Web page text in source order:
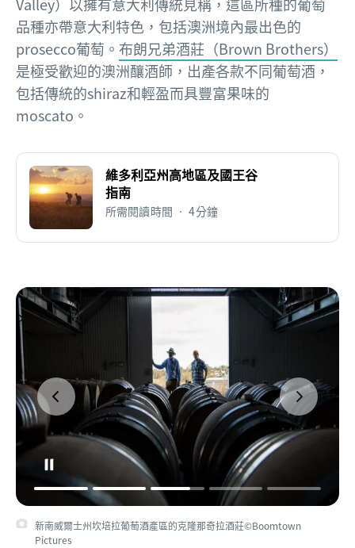
品種亦帶意大利特色，包括澳洲境內最出色的
prosecco葡萄。 布朗兄弟酒莊（Brown Brothers）
是極受歡迎的澳洲釀酒師，出產各款不同葡萄酒，
包括傳統的shiraz和輕盈而具豐富果味的
moscato。
維多利亞州高地區及國王谷
指南
所需閱讀時間 • 4分鐘
新南威爾士州坎培拉葡萄酒產區的克隆那奇拉酒莊©Boomtown
Pictures